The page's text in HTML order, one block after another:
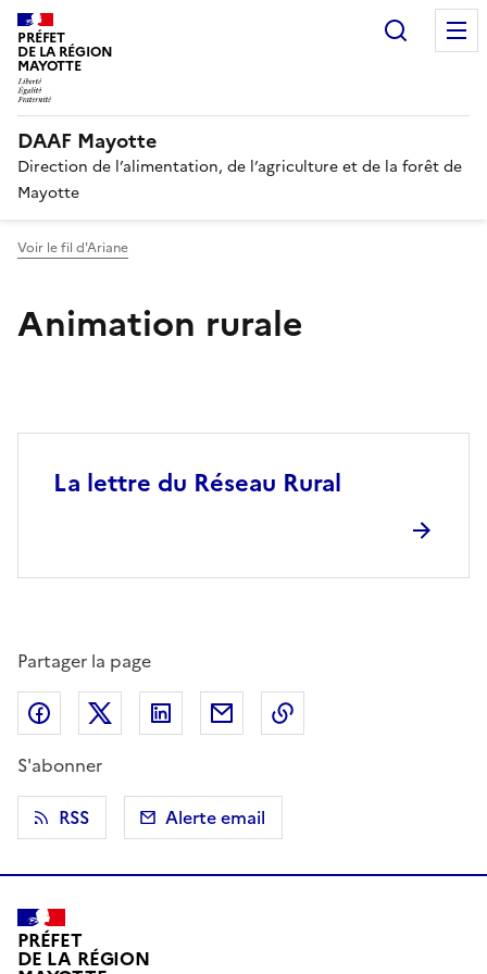
PRÉFET
DE LA RÉGION
MAYOTTE
DAAF Mayotte
Direction de l’alimentation, de l’agriculture et de la forêt de
Mayotte
Voir le fil d'Ariane
Animation rurale
La lettre du Réseau Rural
Partager la page
Partager sur Facebook
Partager sur X (anciennement Twitter)
Partager sur LinkedIn
Partager par email
S'abonner
RSS
Alerte email
PRÉFET
DE LA RÉGION